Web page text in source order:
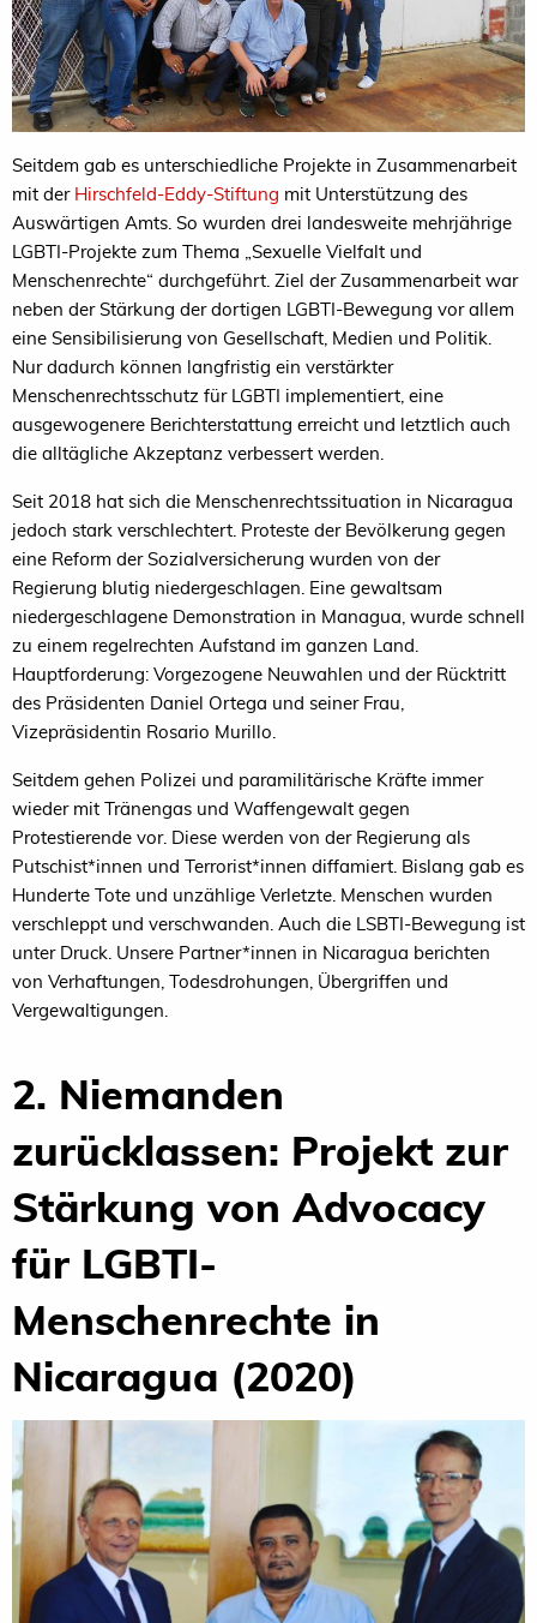
Seitdem gab es unterschiedliche Projekte in Zusammenarbeit
mit der Hirschfeld-Eddy-Stiftung mit Unterstützung des
Auswärtigen Amts. So wurden drei landesweite mehrjährige
LGBTI-Projekte zum Thema „Sexuelle Vielfalt und
Menschenrechte“ durchgeführt. Ziel der Zusammenarbeit war
neben der Stärkung der dortigen LGBTI-Bewegung vor allem
eine Sensibilisierung von Gesellschaft, Medien und Politik.
Nur dadurch können langfristig ein verstärkter
Menschenrechtsschutz für LGBTI implementiert, eine
ausgewogenere Berichterstattung erreicht und letztlich auch
die alltägliche Akzeptanz verbessert werden.
Seit 2018 hat sich die Menschenrechtssituation in Nicaragua
jedoch stark verschlechtert. Proteste der Bevölkerung gegen
eine Reform der Sozialversicherung wurden von der
Regierung blutig niedergeschlagen. Eine gewaltsam
niedergeschlagene Demonstration in Managua, wurde schnell
zu einem regelrechten Aufstand im ganzen Land.
Hauptforderung: Vorgezogene Neuwahlen und der Rücktritt
des Präsidenten Daniel Ortega und seiner Frau,
Vizepräsidentin Rosario Murillo.
Seitdem gehen Polizei und paramilitärische Kräfte immer
wieder mit Tränengas und Waffengewalt gegen
Protestierende vor. Diese werden von der Regierung als
Putschist*innen und Terrorist*innen diffamiert. Bislang gab es
Hunderte Tote und unzählige Verletzte. Menschen wurden
verschleppt und verschwanden. Auch die LSBTI-Bewegung ist
unter Druck. Unsere Partner*innen in Nicaragua berichten
von Verhaftungen, Todesdrohungen, Übergriffen und
Vergewaltigungen.
2. Niemanden
zurücklassen: Projekt zur
Stärkung von Advocacy
für LGBTI-
Menschenrechte in
Nicaragua (2020)